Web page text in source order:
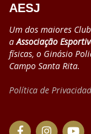
AESJ
Um dos maiores
aAssociação
físicas, o Ginásio
Campo Santa Rita.
Política de